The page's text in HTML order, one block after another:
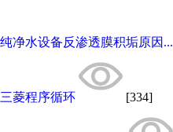
纯净水设备反渗透膜积垢原因...
三菱程序循环 [334]